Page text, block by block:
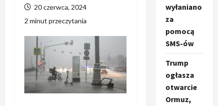
20 czerwca, 2024
2 minut przeczytania
wyłaniano
za
pomocą
SMS-ów
Trump
ogłasza
otwarcie
Ormuz,